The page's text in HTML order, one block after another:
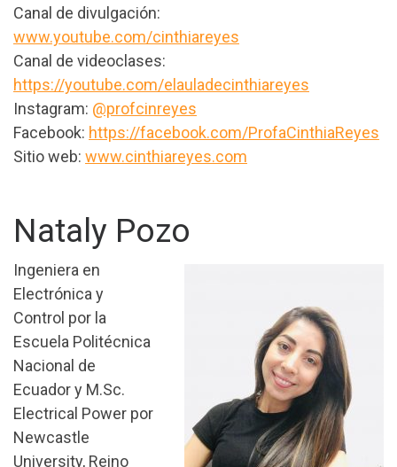
Canal de divulgación:
www.youtube.com/cinthiareyes
Canal de videoclases:
https://youtube.com/elauladecinthiareyes
Instagram: @profcinreyes
Facebook: https://facebook.com/ProfaCinthiaReyes
Sitio web: www.cinthiareyes.com
Nataly Pozo
Ingeniera en
Electrónica y
Control por la
Escuela Politécnica
Nacional de
Ecuador y M.Sc.
Electrical Power por
Newcastle
University, Reino